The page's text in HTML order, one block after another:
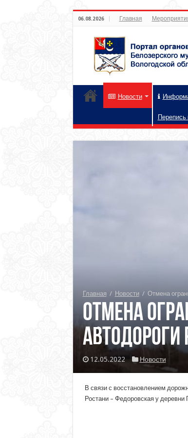
06.08.2026 Главная
Новости
Перепись
Главная / Новости / Отмена
Отмена
12.05.2022 Новости
В связи с восстановлением
Ростани – Федоровская у деревни